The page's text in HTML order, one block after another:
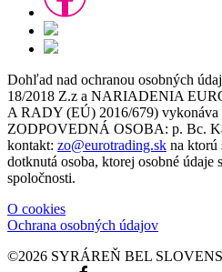
Dohľad nad ochranou osobných
18/2018 Z.z a NARIADENIA
A RADY (EÚ) 2016/679) vykonáva
ZODPOVEDNÁ OSOBA: p. Bc.
kontakt: zo@eurotrading.sk na ktorú
dotknutá osoba, ktorej osobné údaje
spoločnosti.
O cookies
Ochrana osobných údajov
©2026 SYRÁREŇ BEL